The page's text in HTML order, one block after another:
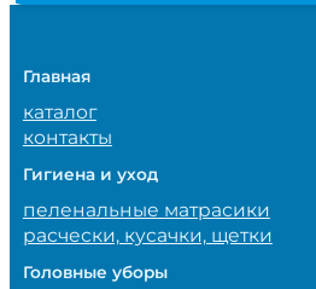
Главная
каталог
контакты
Гигиена и уход
пеленальные матрасики
расчески, кусачки, щетки
Головные уборы